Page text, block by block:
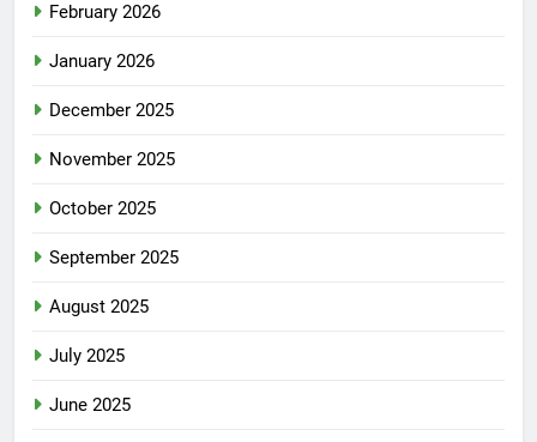
February 2026
January 2026
December 2025
November 2025
October 2025
September 2025
August 2025
July 2025
June 2025